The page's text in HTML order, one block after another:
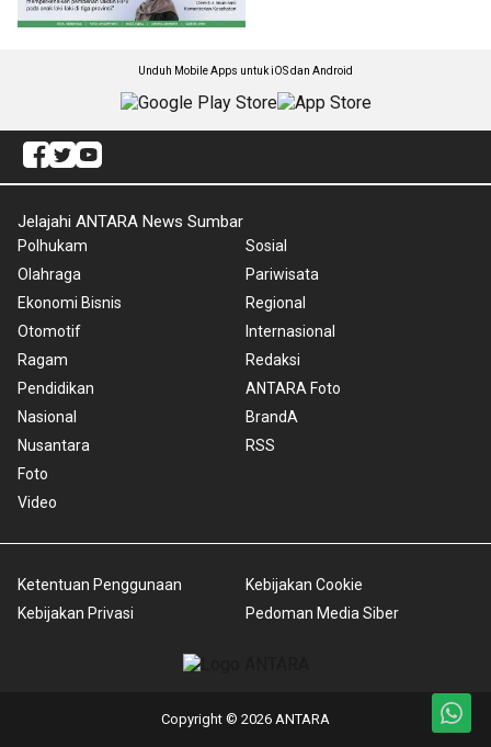
Unduh Mobile Apps untuk iOS dan Android
Jelajahi ANTARA News Sumbar
Polhukam
Olahraga
Ekonomi Bisnis
Otomotif
Ragam
Pendidikan
Nasional
Nusantara
Foto
Video
Sosial
Pariwisata
Regional
Internasional
Redaksi
ANTARA Foto
BrandA
RSS
Ketentuan Penggunaan
Kebijakan Privasi
Kebijakan Cookie
Pedoman Media Siber
Copyright © 2026 ANTARA